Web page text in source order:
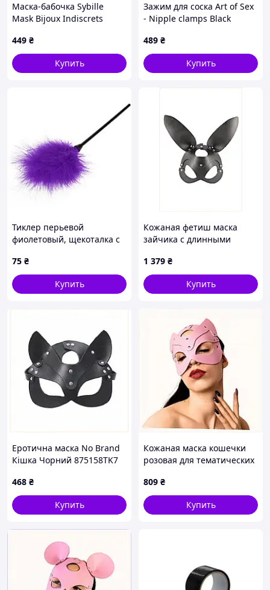
Маска-бабочка Sybille
Mask Bijoux Indiscrets
449 ₴
Купить
Зажим для соска Art of Sex
- Nipple clamps Black
489 ₴
Купить
Тиклер перьевой
фиолетовый, щекоталка с
75 ₴
Купить
Кожаная фетиш маска
зайчика с длинными
1 379 ₴
Купить
Еротична маска No Brand
Кішка Чорний 875158TK7
468 ₴
Купить
Кожаная маска кошечки
розовая для тематических
809 ₴
Купить